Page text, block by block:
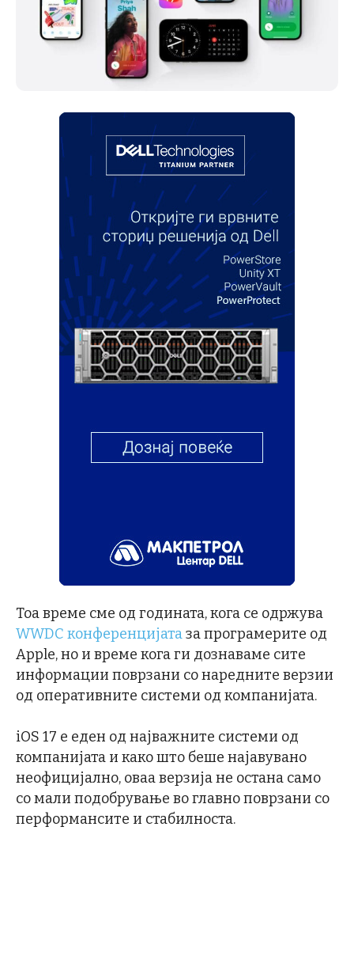
Тоа време сме од годината, кога се одржува
WWDC конференцијатаза програмерите од
Apple, но и време кога ги дознаваме сите
информации поврзани со наредните верзии
од оперативните системи од компанијата.
iOS 17 е еден од најважните системи од
компанијата и како што беше најавувано
неофицијално, оваа верзија не остана само
со мали подобрување во главно поврзани со
перформансите и стабилноста.